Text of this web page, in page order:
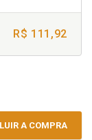
R$ 111,92
A COMPRA